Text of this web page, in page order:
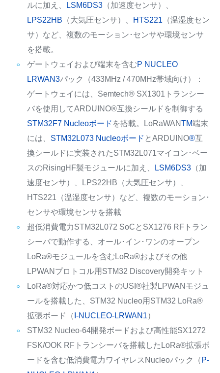
ルに加え、
LSM6DS3（加速度センサ）、
LPS22HB （大気圧センサ）、 HTS221 （温湿度セン
サ）など、複数のモーション･センサや環境センサ
を搭載。
ゲートウェイおよび端末を含むP NUCLEO
LRWAN3パック（433MHz / 470MHz帯域向け）：
ゲートウェイには、Semtech® SX1301トランシー
バを使用してARDUINO®互換シールドを制御する
STM32F7 Nucleoボード を搭載。LoRaWANTM端末
には、 STM32L073 Nucleoボード とARDUINO®互
換シールドに実装されたSTM32L071マイコン･ベー
スのRisingHF製モジュールに加え、
LSM6DS3（加
速度センサ）、LPS22HB（大気圧センサ）、
HTS221（温湿度センサ）など、複数のモーション･
センサや環境センサを搭載
超低消費電力STM32L072 SoCとSX1276 RFトラン
シーバで動作する、オール･イン･ワンのオープン
LoRa®モジュールを含むLoRa®およびその他
LPWANプロトコル用STM32 Discovery開発キット
LoRa®対応かつ低コストのUSI®社製LPWANモジュ
ールを搭載した、STM32 Nucleo用STM32 LoRa®
拡張ボード（ I-NUCLEO-LRWAN1）
STM32 Nucleo-64開発ボードおよび高性能SX1272
FSK/OOK RFトランシーバを搭載したLoRa®拡張ボ
ードを含む低消費電力ワイヤレスNucleoパック（ P-